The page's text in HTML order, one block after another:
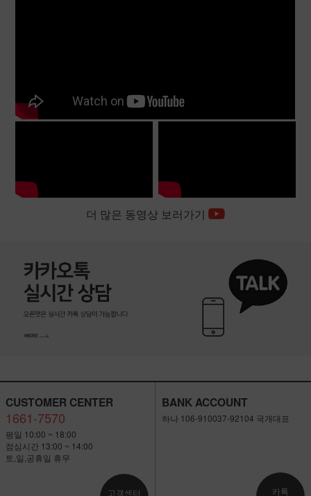
더 많은 동영상 보러가기
CUSTOMER CENTER
1661-7570
평일 10:00 ~ 18:00
점심시간 13:00 ~ 14:00
토,일,공휴일 휴무
고객센터
BANK ACCOUNT
하나 106-910037-92104 국개대표
카톡